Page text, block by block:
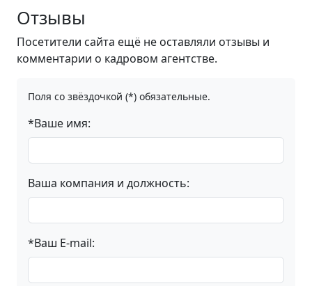
Отзывы
Посетители сайта ещё не оставляли отзывы и
комментарии о кадровом агентстве.
Поля со звёздочкой (*) обязательные.
*Ваше имя:
Ваша компания и должность:
*Ваш E-mail: